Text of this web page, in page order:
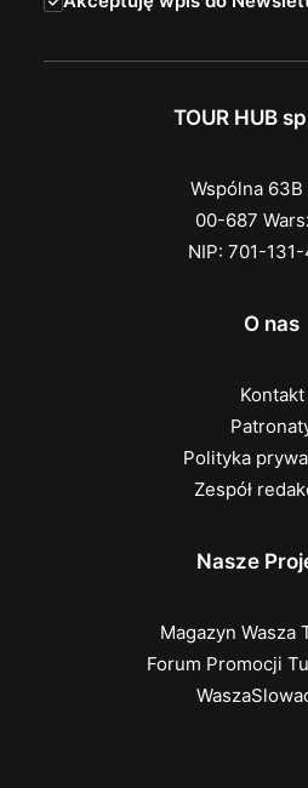
TOUR HUB
Wspólna 63B
00-687
NIP: 701-
O nas
Kontakt
Polityka
Zespół
Nasze
Magazyn Wasza
Forum Promocji